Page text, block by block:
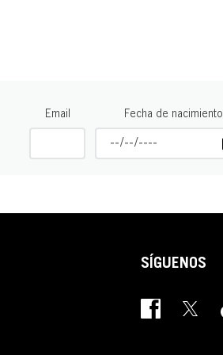
Email Fecha de nacimiento
SÍGUENOS